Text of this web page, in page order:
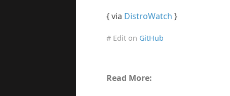
{ via DistroWatch }
# Edit on GitHub
Read More: